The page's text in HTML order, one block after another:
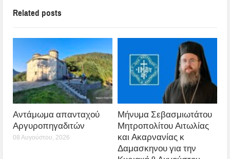
Related posts
Αντάμωμα απανταχού
Αργυροπηγαδιτών
08 Αυγούστου, 2026
Μήνυμα Σεβασμιωτάτου
Μητροπολίτου Αιτωλίας
και Ακαρνανίας κ
Δαμασκηνου για την